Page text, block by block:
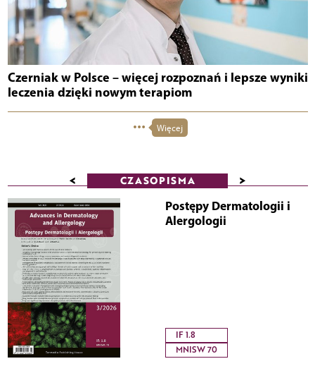
Czerniak w Polsce – więcej rozpoznań i lepsze wyniki
leczenia dzięki nowym terapiom
Więcej
< CZASOPISMA >
Postępy Dermatologii i
Alergologii
IF 1.8
MNISW 70